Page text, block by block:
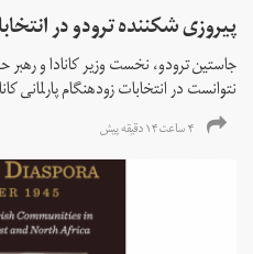
پیروزی شکننده ترودو در
جاستین ترودو، نخست وزیر کانادا و
نتوانست در انتخابات زود‌هنگام
۴ ساعت ۱۴ دقیقه پیش